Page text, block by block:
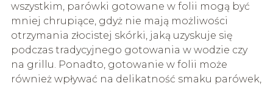
wszystkim, parówki gotowane w folii mogą być
mniej chrupiące, gdyż nie mają możliwości
otrzymania złocistej skórki, jaką uzyskuje się
podczas tradycyjnego gotowania w wodzie czy
na grillu. Ponadto, gotowanie w folii może
również wpływać na delikatność smaku parówek,